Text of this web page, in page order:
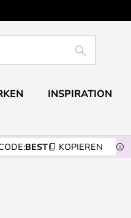
SUCHE
INSPIRATION
BEST KOPIEREN